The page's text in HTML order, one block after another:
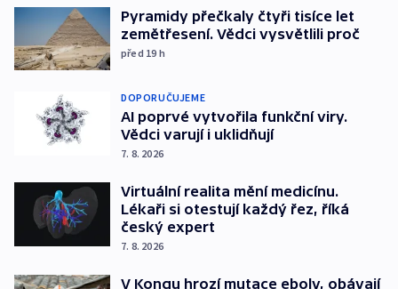
Pyramidy přečkaly čtyři tisíce let
zemětřesení. Vědci vysvětlili proč
před 19 h
DOPORUČUJEME
AI poprvé vytvořila funkční viry.
Vědci varují i uklidňují
7. 8. 2026
Virtuální realita mění medicínu.
Lékaři si otestují každý řez, říká
český expert
7. 8. 2026
V Kongu hrozí mutace eboly, obávají